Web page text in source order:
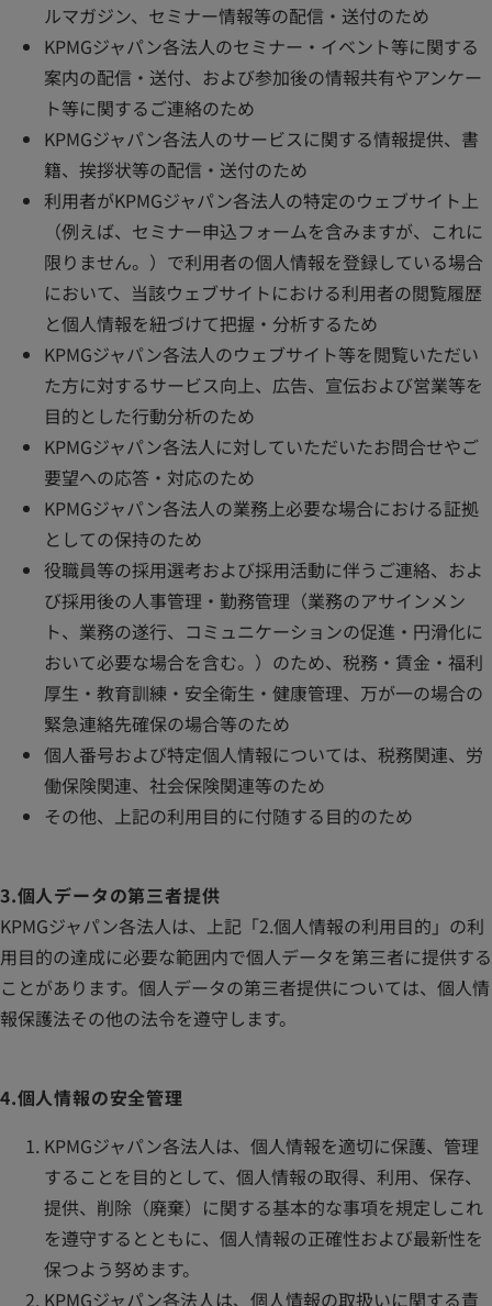
ルマガジン、セミナー情報等の配信・送付のため
KPMGジャパン各法人のセミナー・イベント等に関する
案内の配信・送付、および参加後の情報共有やアンケー
ト等に関するご連絡のため
KPMGジャパン各法人のサービスに関する情報提供、書
籍、挨拶状等の配信・送付のため
利用者がKPMGジャパン各法人の特定のウェブサイト上
（例えば、セミナー申込フォームを含みますが、これに
限りません。）で利用者の個人情報を登録している場合
において、当該ウェブサイトにおける利用者の閲覧履歴
と個人情報を紐づけて把握・分析するため
KPMGジャパン各法人のウェブサイト等を閲覧いただい
た方に対するサービス向上、広告、宣伝および営業等を
目的とした行動分析のため
KPMGジャパン各法人に対していただいたお問合せやご
要望への応答・対応のため
KPMGジャパン各法人の業務上必要な場合における証拠
としての保持のため
役職員等の採用選考および採用活動に伴うご連絡、およ
び採用後の人事管理・勤務管理（業務のアサインメン
ト、業務の遂行、コミュニケーションの促進・円滑化に
おいて必要な場合を含む。）のため、税務・賃金・福利
厚生・教育訓練・安全衛生・健康管理、万が一の場合の
緊急連絡先確保の場合等のため
個人番号および特定個人情報については、税務関連、労
働保険関連、社会保険関連等のため
その他、上記の利用目的に付随する目的のため
3.個人データの第三者提供
KPMGジャパン各法⼈は、上記「2.個人情報の利用目的」の利
⽤⽬的の達成に必要な範囲内で個⼈データを第三者に提供する
ことがあります。個人データの第三者提供については、個人情
報保護法その他の法令を遵守します。
4.個人情報の安全管理
KPMGジャパン各法人は、個人情報を適切に保護、管理
することを目的として、個人情報の取得、利用、保存、
提供、削除（廃棄）に関する基本的な事項を規定しこれ
を遵守するとともに、個人情報の正確性および最新性を
保つよう努めます。
KPMGジャパン各法人は、個人情報の取扱いに関する責